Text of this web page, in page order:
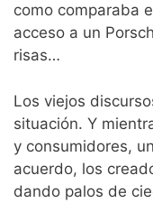
como comparaba
acceso a un
risas…
Los viejos
situación. Y
y consumidores,
acuerdo, los
dando palos de